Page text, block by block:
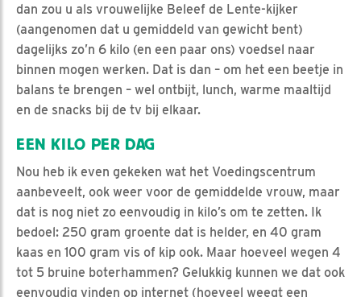
dan zou u als vrouwelijke Beleef de Lente-kijker
(aangenomen dat u gemiddeld van gewicht bent)
dagelijks zo’n 6 kilo (en een paar ons) voedsel naar
binnen mogen werken. Dat is dan – om het een beetje in
balans te brengen – wel ontbijt, lunch, warme maaltijd
en de snacks bij de tv bij elkaar.
EEN KILO PER DAG
Nou heb ik even gekeken wat het Voedingscentrum
aanbeveelt, ook weer voor de gemiddelde vrouw, maar
dat is nog niet zo eenvoudig in kilo’s om te zetten. Ik
bedoel: 250 gram groente dat is helder, en 40 gram
kaas en 100 gram vis of kip ook. Maar hoeveel wegen 4
tot 5 bruine boterhammen? Gelukkig kunnen we dat ook
eenvoudig vinden op internet (hoeveel weegt een